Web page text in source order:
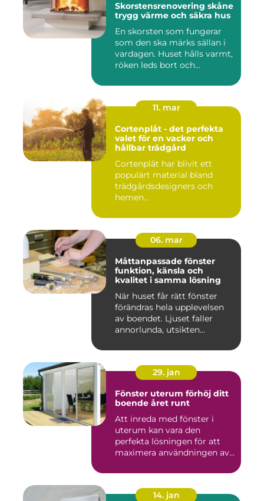
Skorstensrenovering skåne
trygg värme och säkra hus
En skorsten som fungerar
som den ska märks sällan i
vardagen. Huset hålls varmt,
röken leds bort och...
11. mar
Cortenplåt - det perfekta
valet för en vacker och
hållbar trädgård
Cortenplåt har blivit ett
populärt material bland
trädgårdsdesigners och
hemen...
06. mar
Måttanpassade fönster
funktion, känsla och
kvalitet i samma lösning
När huset får rätt fönster
förändras hela upplevelsen
av boendet. Ljuset faller
annorlunda, utsikten...
29. jan
Fönster uterum förhöj ditt
boende året runt
Att inreda med fönster i
uterum kan vara den
perfekta lösningen för att
maximera användningen av
14. jan